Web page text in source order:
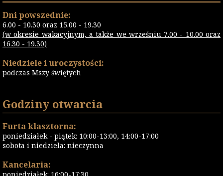
Dni powszednie:
6.00 - 10.30 oraz 15.00 - 19.30
(w okresie wakacyjnym, a także we wrześniu 7.00 - 10.00 oraz
16.30 - 19.30)
Niedziele i uroczystości:
podczas Mszy świętych
Godziny otwarcia
Furta klasztorna:
poniedziałek - piątek: 10:00-13:00, 14:00-17:00
sobota i niedziela: nieczynna
Kancelaria: